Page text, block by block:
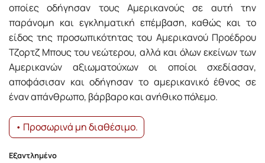
οποίες οδήγησαν τους Αμερικανούς σε αυτή την
παράνομη και εγκληματική επέμβαση, καθώς και το
είδος της προσωπικότητας του Αμερικανού Προέδρου
Τζορτζ Μπους του νεώτερου, αλλά και όλων εκείνων των
Αμερικανών αξιωματούχων οι οποίοι σχεδίασαν,
αποφάσισαν και οδήγησαν το αμερικανικό έθνος ­σε
έναν απάνθρωπο, βάρβαρο και ανήθικο πόλεμο.
• Προσωρινά μη διαθέσιμο.
Εξαντλημένο